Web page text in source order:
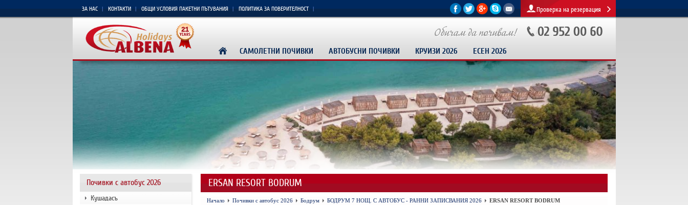
ЗА НАС КОНТАКТИ ОБЩИ УСЛОВИЯ ПАКЕТНИ ПЪТУВАНИЯ ПОЛИТИКА ЗА ПОВЕРИТЕЛНОСТ Проверка на резервация
САМОЛЕТНИ ПОЧИВКИ АВТОБУСНИ ПОЧИВКИ КРУИЗИ 2026 ЕСЕН 2026
Почивки с автобус 2026
Кушадасъ
ERSAN RESORT BODRUM
Начало Почивки с автобус 2026 Бодрум БОДРУМ 7 НОЩ. С АВТОБУС - РАННИ ЗАПИСВАНИЯ 2026 ERSAN RESORT BODRUM